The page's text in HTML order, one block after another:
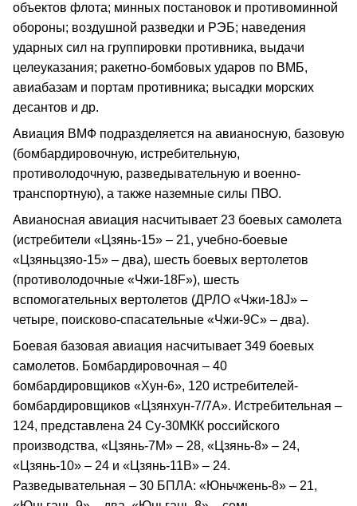
объектов флота; минных постановок и противоминной
обороны; воздушной разведки и РЭБ; наведения
ударных сил на группировки противника, выдачи
целеуказания; ракетно-бомбовых ударов по ВМБ,
авиабазам и портам противника; высадки морских
десантов и др.
Авиация ВМФ подразделяется на авианосную, базовую
(бомбардировочную, истребительную,
противолодочную, разведывательную и военно-
транспортную), а также наземные силы ПВО.
Авианосная авиация насчитывает 23 боевых самолета
(истребители «Цзянь-15» – 21, учебно-боевые
«Цзяньцзяо-15» – два), шесть боевых вертолетов
(противолодочные «Чжи-18F»), шесть
вспомогательных вертолетов (ДРЛО «Чжи-18J» –
четыре, поисково-спасательные «Чжи-9С» – два).
Боевая базовая авиация насчитывает 349 боевых
самолетов. Бомбардировочная – 40
бомбардировщиков «Хун-6», 120 истребителей-
бомбардировщиков «Цзянхун-7/7А». Истребительная –
124, представлена 24 Су-30МКК российского
производства, «Цзянь-7М» – 28, «Цзянь-8» – 24,
«Цзянь-10» – 24 и «Цзянь-11В» – 24.
Разведывательная – 30 БПЛА: «Юньчжень-8» – 21,